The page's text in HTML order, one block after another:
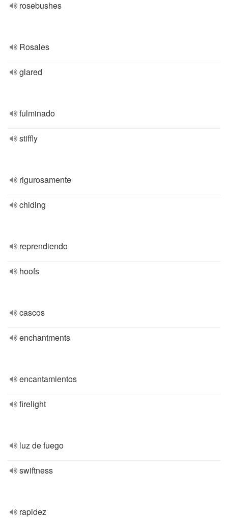
rosebushes
Rosales
glared
fulminado
stiffly
rigurosamente
chiding
reprendiendo
hoofs
cascos
enchantments
encantamientos
firelight
luz de fuego
swiftness
rapidez